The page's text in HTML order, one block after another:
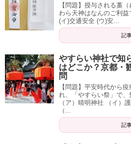
【問題】授与される藁
わら天神はなんのご利
(イ)交通安全 (ウ)安...
記
やすらい神社で知
はどこか？京都・
問
【問題】平安時代から
れ、「やすらい祭」で、
（ア）晴明神社 （イ）
（...
記